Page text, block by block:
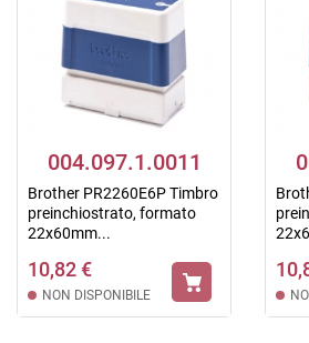
004.097.1.0011
Brother PR2260E6P Timbro
preinchiostrato, formato
22x60mm...
10,82 €
NON DISPONIBILE